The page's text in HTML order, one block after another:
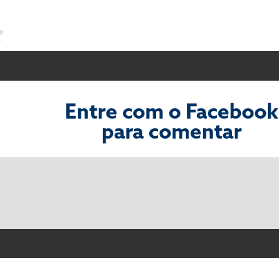
Entre com o Facebook
para comentar